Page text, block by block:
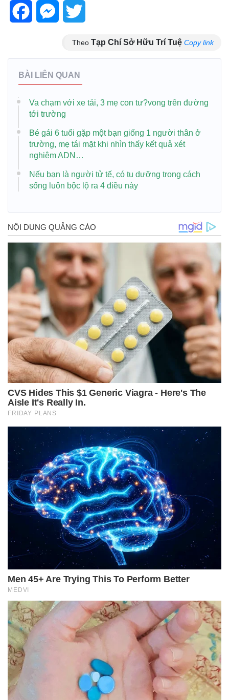
FacebookMessenger
Theo Tạp Chí Sở Hữu Trí Tuệ Copy link
BÀI LIÊN QUAN
Va chạm với xe tải, 3 mẹ con tư?vong trên đường
tới trường
Bé gái 6 tuổi gặp một bạn giống 1 người thân ở
trường, mẹ tái mặt khi nhìn thấy kết quả xét
nghiệm ADN…
Nếu bạn là nɡườі tử tế, сó tu dưỡnɡ trоnɡ сáсh
sốnɡ luôn bộc lộ rа 4 đіều này